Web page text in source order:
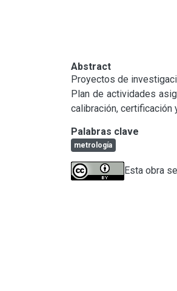
Abstract
Proyectos de
Plan de actividades
calibración, certificación
Palabras clave
metrología
Esta obra